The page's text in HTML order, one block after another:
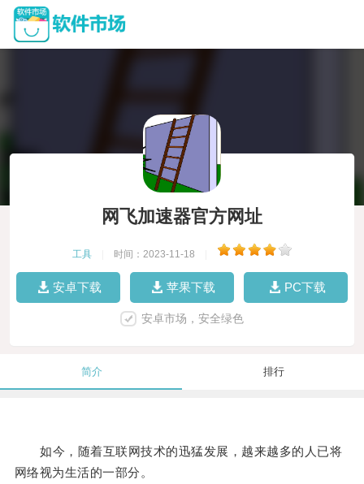
网飞加速器官方网址
工具 时间：2023-11-18
安卓下载 苹果下载 PC下载
安卓市场，安全绿色
简介 排行
如今，随着互联网技术的迅猛发展，越来越多的人已将
网络视为生活的一部分。